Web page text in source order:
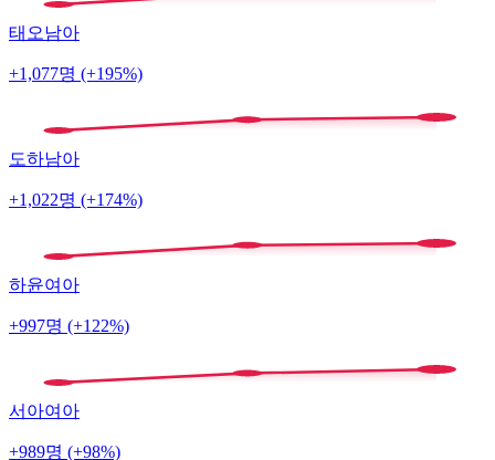
태오남아
+1,077명 (+195%)
도하남아
+1,022명 (+174%)
하윤여아
+997명 (+122%)
서아여아
+989명 (+98%)